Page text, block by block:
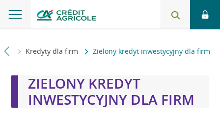
Kredyty dla firm Zielony kredyt inwestycyjny dla firm
ZIELONY KREDYT
INWESTYCYJNY DLA FIRM